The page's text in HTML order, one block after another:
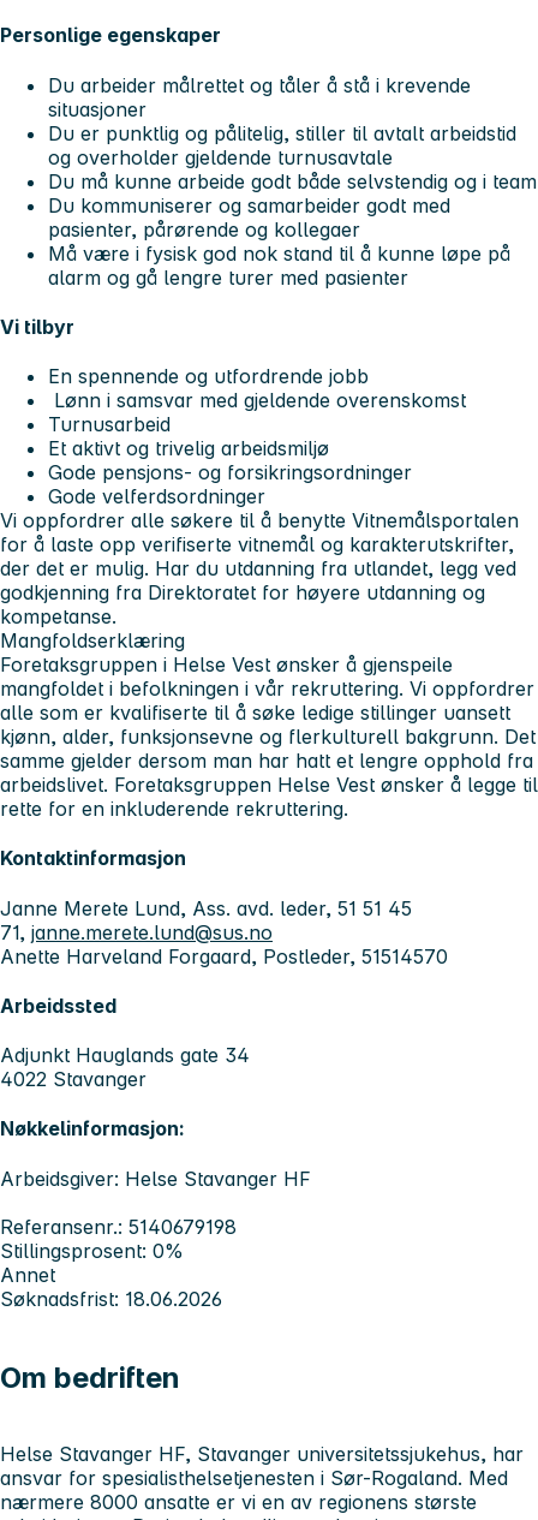
Personlige egenskaper
Du arbeider målrettet og tåler å stå i krevende
situasjoner
Du er punktlig og pålitelig, stiller til avtalt arbeidstid
og overholder gjeldende turnusavtale
Du må kunne arbeide godt både selvstendig og i team
Du kommuniserer og samarbeider godt med
pasienter, pårørende og kollegaer
Må være i fysisk god nok stand til å kunne løpe på
alarm og gå lengre turer med pasienter
Vi tilbyr
En spennende og utfordrende jobb
Lønn i samsvar med gjeldende overenskomst
Turnusarbeid
Et aktivt og trivelig arbeidsmiljø
Gode pensjons- og forsikringsordninger
Gode velferdsordninger
Vi oppfordrer alle søkere til å benytte Vitnemålsportalen
for å laste opp verifiserte vitnemål og karakterutskrifter,
der det er mulig. Har du utdanning fra utlandet, legg ved
godkjenning fra Direktoratet for høyere utdanning og
kompetanse.
Mangfoldserklæring
Foretaksgruppen i Helse Vest ønsker å gjenspeile
mangfoldet i befolkningen i vår rekruttering. Vi oppfordrer
alle som er kvalifiserte til å søke ledige stillinger uansett
kjønn, alder, funksjonsevne og flerkulturell bakgrunn. Det
samme gjelder dersom man har hatt et lengre opphold fra
arbeidslivet. Foretaksgruppen Helse Vest ønsker å legge til
rette for en inkluderende rekruttering.
Kontaktinformasjon
Janne Merete Lund, Ass. avd. leder, 51 51 45
71, janne.merete.lund@sus.no
Anette Harveland Forgaard, Postleder, 51514570
Arbeidssted
Adjunkt Hauglands gate 34
4022 Stavanger
Nøkkelinformasjon:
Arbeidsgiver: Helse Stavanger HF
Referansenr.: 5140679198
Stillingsprosent: 0%
Annet
Søknadsfrist: 18.06.2026
Om bedriften
Helse Stavanger HF, Stavanger universitetssjukehus, har
ansvar for spesialisthelsetjenesten i Sør-Rogaland. Med
nærmere 8000 ansatte er vi en av regionens største